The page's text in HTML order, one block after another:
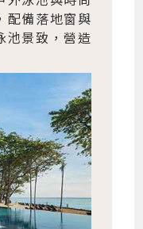
配備落地窗與
池景致，營造